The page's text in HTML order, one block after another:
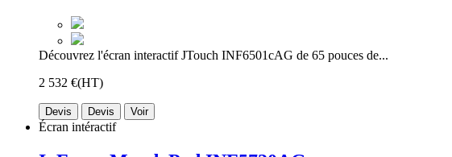
Découvrez l'écran interactif JTouch INF6501cAG de 65 pouces de...
2 532 €(HT)
Devis Devis Voir
Écran intéractif